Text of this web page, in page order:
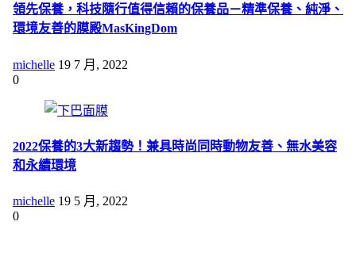
領先保養，科技隨行值得信賴的保養品－精準保養、純淨、
環境友善的膜殿MasKingDom
michelle 19 7 月, 2022
0
2022保養的3大新趨勢！兼具時尚同時動物友善、無水美容
和永續環境
michelle 19 5 月, 2022
0